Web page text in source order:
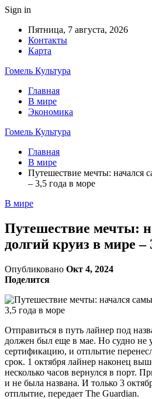
Sign in
Пятница, 7 августа, 2026
Контакты
Карта
Гомель Культура
Главная
В мире
Экономика
Гомель Культура
Главная
В мире
Путешествие мечты: начался
– 3,5 года в море
В мире
Путешествие мечты:
долгий круиз в мире –
Опубликовано Окт 4, 2024
Поделится
Отправиться в путь лайнер под
должен был еще в мае. Но судно не
сертификацию, и отплытие
срок. 1 октября лайнер наконец
несколько часов вернулся в порт.
и не была названа. И только 3
отплытие, передает The Guardian.